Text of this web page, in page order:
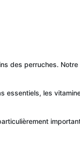
des perruches.
les